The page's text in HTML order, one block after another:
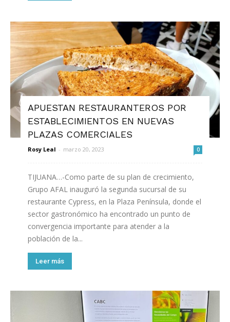
APUESTAN RESTAURANTEROS POR
ESTABLECIMIENTOS EN NUEVAS
PLAZAS COMERCIALES
Rosy Leal - marzo 20, 2023 0
TIJUANA…-Como parte de su plan de crecimiento,
Grupo AFAL inauguró la segunda sucursal de su
restaurante Cypress, en la Plaza Península, donde el
sector gastronómico ha encontrado un punto de
convergencia importante para atender a la
población de la...
Leer más